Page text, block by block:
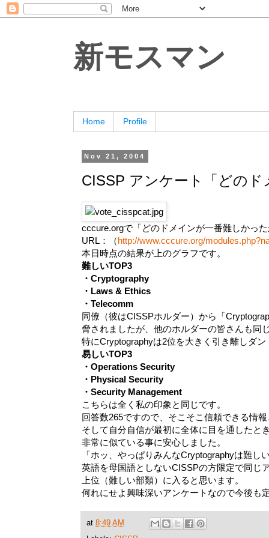
新モスマン
Home Profile
Nov 21, 2004
CISSP アンケート「どのド
cccure.orgで「どのドメインが一番難しかっ
URL：（http://www.cccure.org/
本日時点の結果が上のグラフです。
難しいTOP3
・Cryptography
・Laws & Ethics
・Telecomm
同僚（彼はCISSPホルダー）から「
脅されましたが、他のホルダーの皆さんも同
特にCryptographyは2位を大きく引き離しダン
易しいTOP3
・Operations Security
・Physical Security
・Security Management
こちらは全く私の印象と同じです。
回答数265ですので、そこそこ信頼できる情報
そして自分自信が最初に全体に目を通したと
非常に似ている事に安心しました。
「ホッ、やっぱりみんなCryptographyは難し
英語を母国語としないCISSPの方限定で同じ
上位（難しい部類）に入ると思います。
何れにせよ興味深いアンケートなので今後も
at 8:49 AM